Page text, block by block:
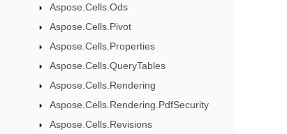
Aspose.Cells.Ods
Aspose.Cells.Pivot
Aspose.Cells.Properties
Aspose.Cells.QueryTables
Aspose.Cells.Rendering
Aspose.Cells.Rendering.PdfSecurity
Aspose.Cells.Revisions